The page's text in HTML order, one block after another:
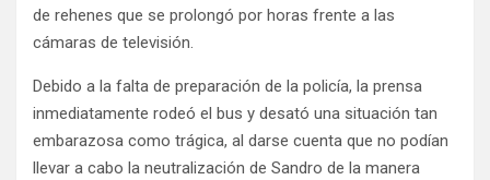
de rehenes que se prolongó por horas frente a las
cámaras de televisión.
Debido a la falta de preparación de la policía, la prensa
inmediatamente rodeó el bus y desató una situación tan
embarazosa como trágica, al darse cuenta que no podían
llevar a cabo la neutralización de Sandro de la manera